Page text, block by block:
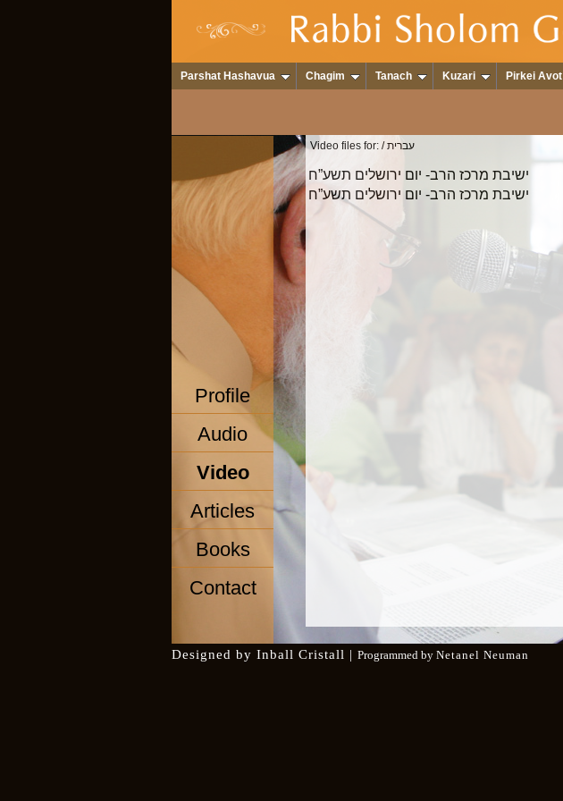
Parshat Hashavua Chagim Tanach Kuzari Pirkei Avot
Video files for: / עברית
ישיבת מרכז הרב- יום ירושלים תשע”ח
ישיבת מרכז הרב- יום ירושלים תשע”ח
Profile
Audio
Video
Articles
Books
Contact
Designed by Inball Cristall | Programmed by Netanel Neuman